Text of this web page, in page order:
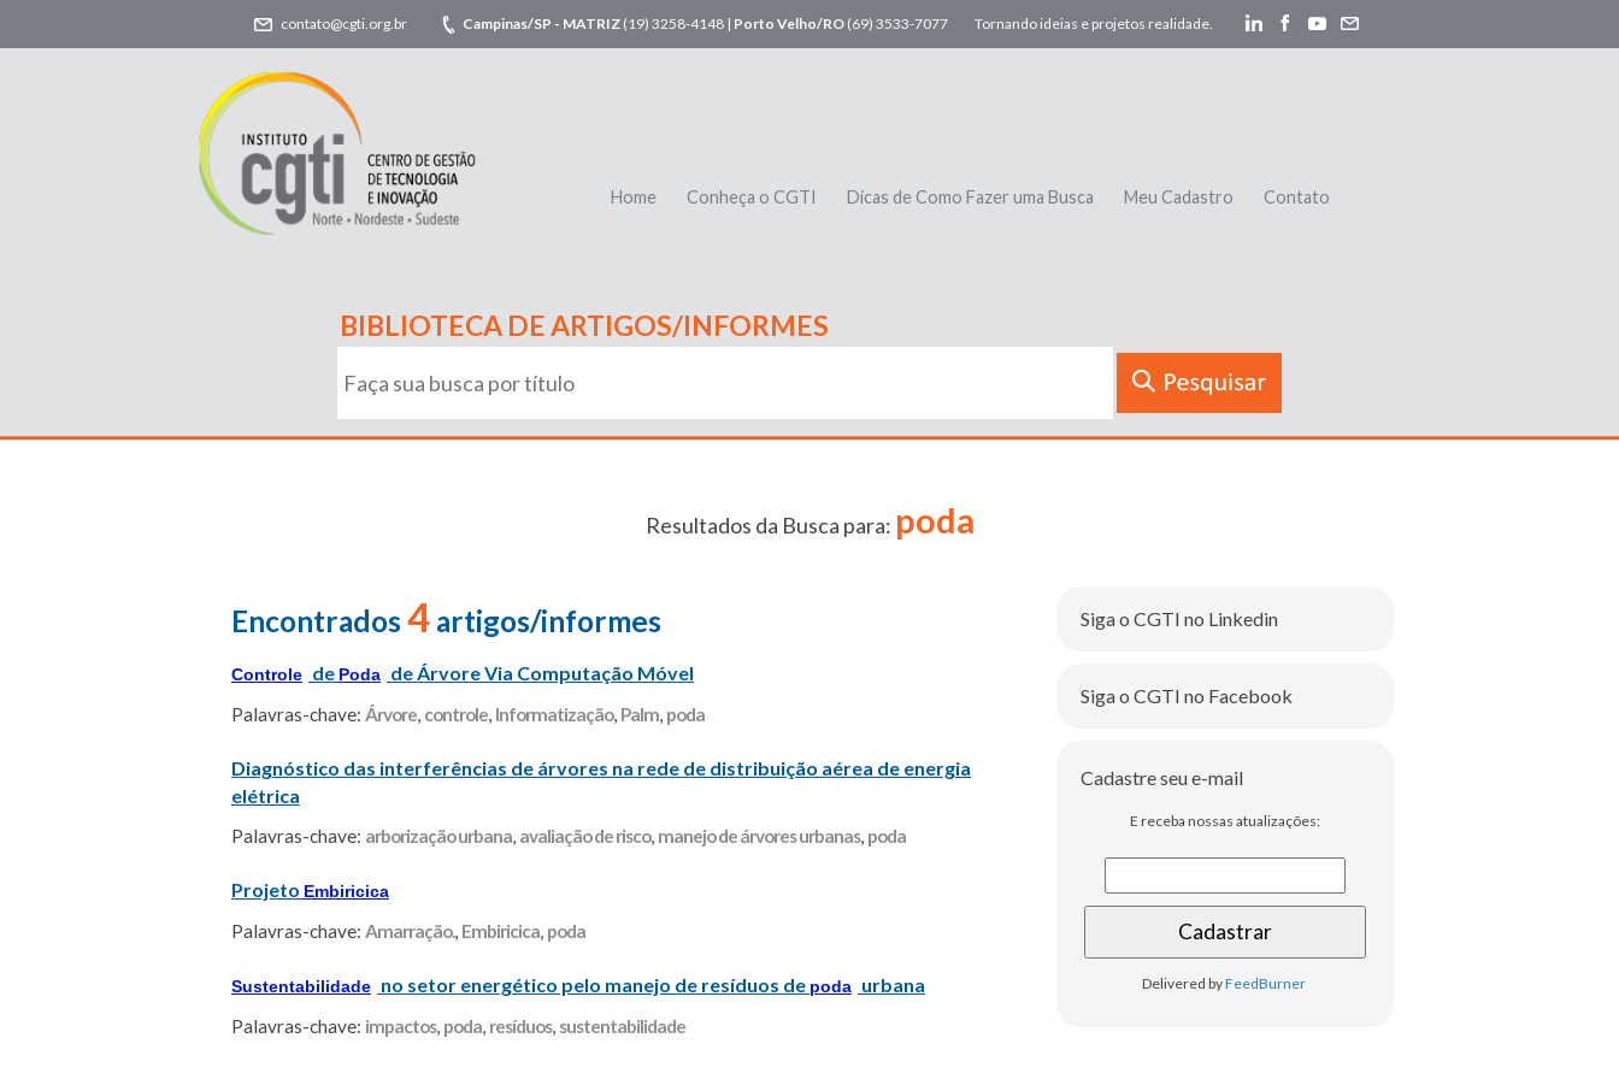
contato@cgti.org.br Campinas/SP - MATRIZ (19) 3258-4148 | Porto Velho/RO (69) 3533-7077 Tornando ideias e projetos realidade.
Home Conheça o CGTI Dicas de Como Fazer uma Busca Meu Cadastro Contato
BIBLIOTECA DE ARTIGOS/INFORMES
Resultados da Busca para: poda
Encontrados 4 artigos/informes
Controle de Poda de Árvore Via Computação Móvel
Palavras-chave: Árvore, controle, Informatização, Palm, poda
Diagnóstico das interferências de árvores na rede de distribuição aérea de energia
elétrica
Palavras-chave: arborização urbana, avaliação de risco, manejo de árvores urbanas, poda
Projeto Embiricica
Palavras-chave: Amarração., Embiricica, poda
Sustentabilidade no setor energético pelo manejo de resíduos de poda urbana
Palavras-chave: impactos, poda, resíduos, sustentabilidade
Siga o CGTI no Linkedin
Siga o CGTI no Facebook
Cadastre seu e-mail
E receba nossas atualizações:
Delivered byFeedBurner